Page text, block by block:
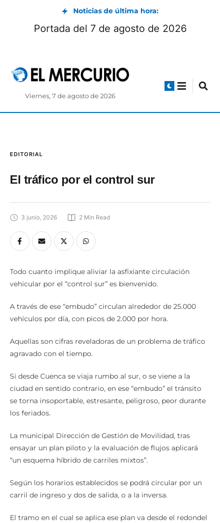
Noticias de última hora:
Portada del 7 de agosto de 2026
Viernes, 7 de agosto de 2026
EDITORIAL
El tráfico por el control sur
3 junio, 2026 2 Min Read
Todo cuanto implique aliviar la asfixiante circulación
vehicular por el “control sur” es bienvenido.
A través de ese “embudo” circulan alrededor de 25.000
vehículos por día, con picos de 2.000 por hora.
Aquellas son cifras reveladoras de un problema de tráfico
agravado con el tiempo.
Si desde Cuenca se viaja rumbo al sur, o se viene a la
ciudad en sentido contrario, en ese “embudo” el tránsito
se torna insoportable, estresante, peligroso, peor durante
los feriados.
La municipal Dirección de Gestión de Movilidad, tras
ensayar un plan piloto y la evaluación de flujos aplicará
“un esquema híbrido de carriles mixtos”.
Según los horarios establecidos se podrá circular por un
carril de ingreso y dos de salida, o a la inversa.
El tramo en el cual se aplica ese plan va desde el redondel